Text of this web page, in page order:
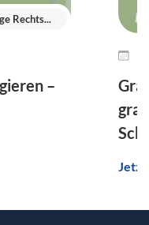
Rechts...
–